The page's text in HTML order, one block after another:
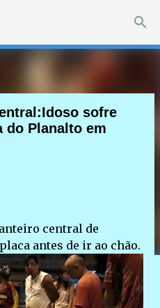
principal
sofre
do Planalto em
central de
antes de ir ao chão.